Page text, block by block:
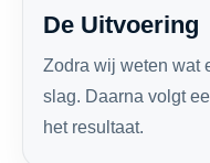
De Uitvoering
Zodra wij weten wat
slag. Daarna volgt
het resultaat.